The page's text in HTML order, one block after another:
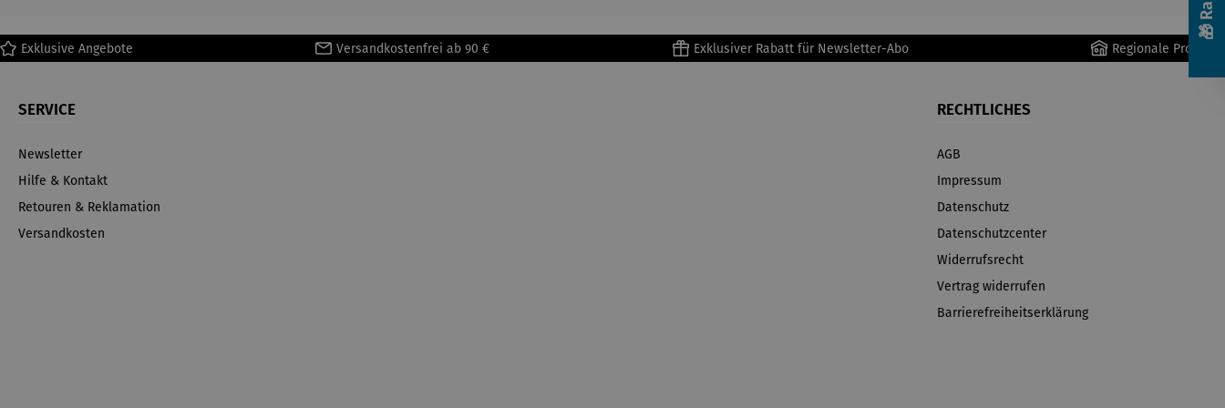
Exklusive Angebote Versandkostenfrei ab 90 € Exklusiver Rabatt für Newsletter-Abo Regionale Produkte
SERVICE
Newsletter
Hilfe & Kontakt
Retouren & Reklamation
Versandkosten
RECHTLICHES
AGB
Impressum
Datenschutz
Datenschutzcenter
Widerrufsrecht
Vertrag widerrufen
Barrierefreiheitserklärung